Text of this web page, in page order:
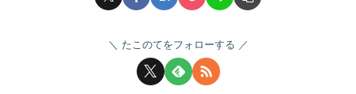
たこのてをフォローする